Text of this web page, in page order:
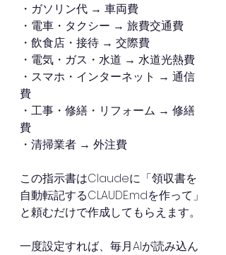
・ガソリン代 → 車両費
・電車・タクシー → 旅費交通費
・飲食店・接待 → 交際費
・電気・ガス・水道 → 水道光熱費
・スマホ・インターネット → 通信
費
・工事・修繕・リフォーム → 修繕
費
・清掃業者 → 外注費
この指示書はClaudeに「領収書を
自動転記するCLAUDE.mdを作って」
と頼むだけで作成してもらえます。
一度設定すれば、毎月AIが読み込ん